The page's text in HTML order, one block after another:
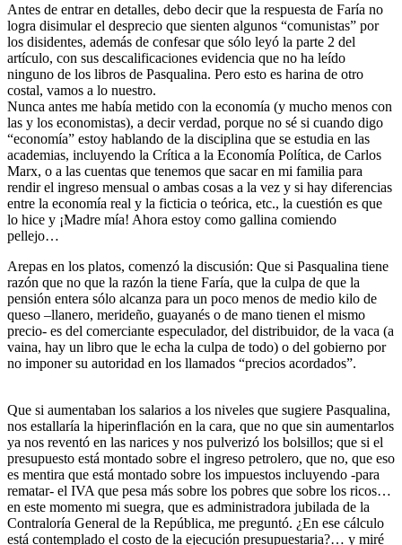
Antes de entrar en detalles, debo decir que la respuesta de Faría no
logra disimular el desprecio que sienten algunos “comunistas” por
los disidentes, además de confesar que sólo leyó la parte 2 del
artículo, con sus descalificaciones evidencia que no ha leído
ninguno de los libros de Pasqualina. Pero esto es harina de otro
costal, vamos a lo nuestro.
Nunca antes me había metido con la economía (y mucho menos con
las y los economistas), a decir verdad, porque no sé si cuando digo
“economía” estoy hablando de la disciplina que se estudia en las
academias, incluyendo la Crítica a la Economía Política, de Carlos
Marx, o a las cuentas que tenemos que sacar en mi familia para
rendir el ingreso mensual o ambas cosas a la vez y si hay diferencias
entre la economía real y la ficticia o teórica, etc., la cuestión es que
lo hice y ¡Madre mía! Ahora estoy como gallina comiendo
pellejo…
Arepas en los platos, comenzó la discusión: Que si Pasqualina tiene
razón que no que la razón la tiene Faría, que la culpa de que la
pensión entera sólo alcanza para un poco menos de medio kilo de
queso –llanero, merideño, guayanés o de mano tienen el mismo
precio- es del comerciante especulador, del distribuidor, de la vaca (a
vaina, hay un libro que le echa la culpa de todo) o del gobierno por
no imponer su autoridad en los llamados “precios acordados”.
Que si aumentaban los salarios a los niveles que sugiere Pasqualina,
nos estallaría la hiperinflación en la cara, que no que sin aumentarlos
ya nos reventó en las narices y nos pulverizó los bolsillos; que si el
presupuesto está montado sobre el ingreso petrolero, que no, que eso
es mentira que está montado sobre los impuestos incluyendo -para
rematar- el IVA que pesa más sobre los pobres que sobre los ricos…
en este momento mi suegra, que es administradora jubilada de la
Contraloría General de la República, me preguntó. ¿En ese cálculo
está contemplado el costo de la ejecución presupuestaria?… y miré